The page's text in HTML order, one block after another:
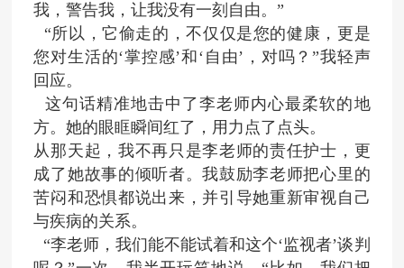
我，警告我，让我没有一刻自由。”
“所以，它偷走的，不仅仅是您的健康，更是
您对生活的‘掌控感’和‘自由’，对吗？”我轻声
回应。
这句话精准地击中了李老师内心最柔软的地
方。她的眼眶瞬间红了，用力点了点头。
从那天起，我不再只是李老师的责任护士，更
成了她故事的倾听者。我鼓励李老师把心里的
苦闷和恐惧都说出来，并引导她重新审视自己
与疾病的关系。
“李老师，我们能不能试着和这个‘监视者’谈判